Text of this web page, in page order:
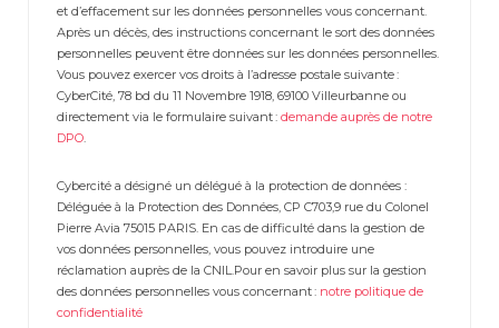
et d’effacement sur les données personnelles vous concernant.
Après un décès, des instructions concernant le sort des données
personnelles peuvent être données sur les données personnelles.
Vous pouvez exercer vos droits à l’adresse postale suivante :
CyberCité, 78 bd du 11 Novembre 1918, 69100 Villeurbanne ou
directement via le formulaire suivant : demande auprès de notre
DPO.
Cybercité a désigné un délégué à la protection de données :
Déléguée à la Protection des Données, CP C703,9 rue du Colonel
Pierre Avia 75015 PARIS. En cas de difficulté dans la gestion de
vos données personnelles, vous pouvez introduire une
réclamation auprès de la CNIL.Pour en savoir plus sur la gestion
des données personnelles vous concernant : notre politique de
confidentialité